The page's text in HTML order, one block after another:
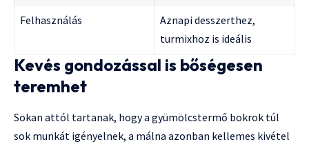
Felhasználás
Aznapi desszerthez,
turmixhoz is ideális
Kevés gondozással is bőségesen
teremhet
Sokan attól tartanak, hogy a gyümölcstermő bokrok túl
sok munkát igényelnek, a málna azonban kellemes kivétel